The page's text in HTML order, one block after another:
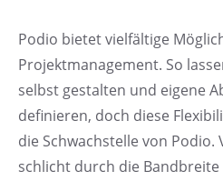
Podio bietet vielfältige
Projektmanagement. So
selbst gestalten und eigene
definieren, doch diese
die Schwachstelle von Podio.
schlicht durch die